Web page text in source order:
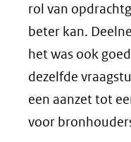
rol van
beter kan.
het was ook
dezelfde
een aanzet tot
voor